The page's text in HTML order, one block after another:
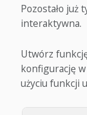
Pozostało już
interaktywna.
Utwórz
konfigurację
użyciu funkcji